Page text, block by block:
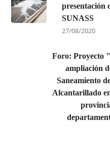
presentación
SUNASS
27/08/2020
Foro: Proyecto
ampliación
Saneamiento
Alcantarillado